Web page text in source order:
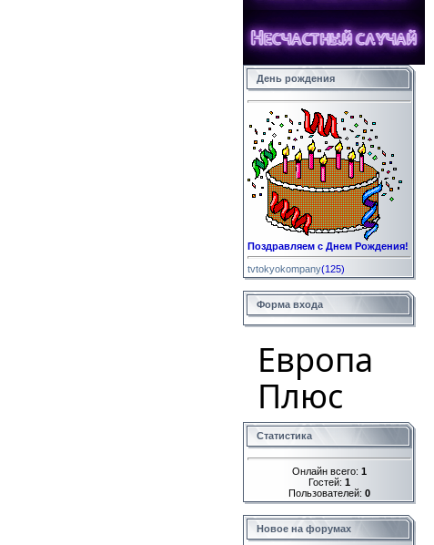
День рождения
Поздравляем с Днем Рождения!
tvtokyokompany(125)
Форма входа
Европа
Плюс
Статистика
Онлайн всего: 1
Гостей: 1
Пользователей: 0
Новое на форумах